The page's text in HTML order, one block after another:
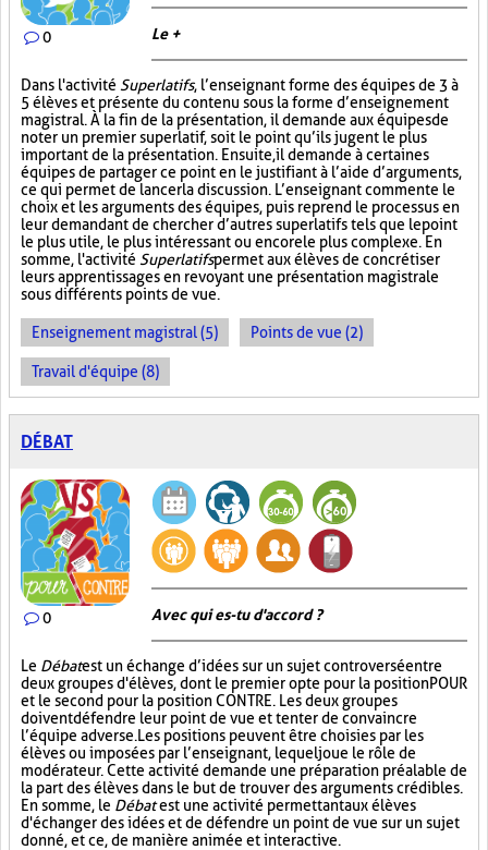
0 Le +
Dans l'activité Superlatifs, l’enseignant forme des équipes de 3 à
5 élèves et présente du contenu sous la forme d’enseignement
magistral. À la fin de la présentation, il demande aux équipes de
noter un premier superlatif, soit le point qu’ils jugent le plus
important de la présentation. Ensuite, il demande à certaines
équipes de partager ce point en le justifiant à l’aide d’arguments,
ce qui permet de lancer la discussion. L’enseignant commente le
choix et les arguments des équipes, puis reprend le processus en
leur demandant de chercher d’autres superlatifs tels que le point
le plus utile, le plus intéressant ou encore le plus complexe. En
somme, l'activité Superlatifspermet aux élèves de concrétiser
leurs apprentissages en revoyant une présentation magistrale
sous différents points de vue.
Enseignement magistral (5) Points de vue (2)
Travail d'équipe (8)
DÉBAT
0 Avec qui es-tu d'accord ?
Le Débatest un échange d’idées sur un sujet controversé entre
deux groupes d'élèves, dont le premier opte pour la position POUR
et le second pour la position CONTRE. Les deux groupes
doivent défendre leur point de vue et tenter de convaincre
l’équipe adverse. Les positions peuvent être choisies par les
élèves ou imposées par l’enseignant, lequel joue le rôle de
modérateur. Cette activité demande une préparation préalable de
la part des élèves dans le but de trouver des arguments crédibles.
En somme, le Débatest une activité permettant aux élèves
d'échanger des idées et de défendre un point de vue sur un sujet
donné, et ce, de manière animée et interactive.